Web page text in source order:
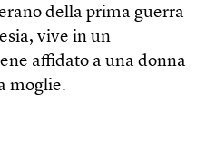
della prima guerra
vive in un
affidato a una donna
moglie.